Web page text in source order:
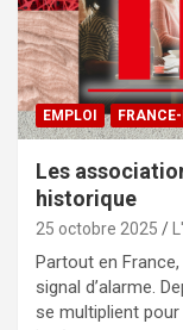
EMPLOI
Les
historique
25 octobre 2025
Partout en
signal d’alarme.
se multiplient